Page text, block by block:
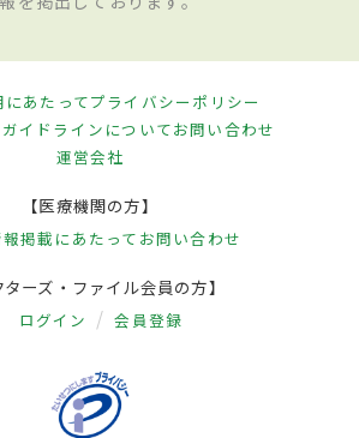
にあたってプライバシーポリシー
イドラインについてお問い合わせ
運営会社
【医療機関の方】
掲載にあたって お問い合わせ
ターズ・ファイル会員の方】
ログイン 会員登録